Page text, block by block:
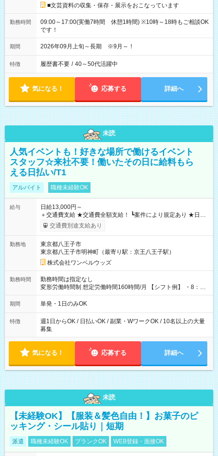
■文芸資料の収集・保存・展示をおこなっています
勤務時間
09:00～17:00(実働7時間 休憩1時間) ※10時～18時もご相談OK
です！
期間 2026年09月上旬～長期 ※9月～！
特徴 履歴書不要 / 40～50代活躍中
気になる！ 応募する 詳細へ
未読
人気イベントも！好きな場所で働けるイベント
スタッフ☆来社不要！働いたその日に給料もら
える日払い/T1
アルバイト 職種未経験OK
給与
日給13,000円～
＋交通費支給 ★交通費全額支給！ ┗案件により規定あり ★日払
いOK！（規定あり） ┗働いたその日に現金GET♪ お仕事後はコ
ンビニATMから 日払い分を引き落とせます！ 【試用期間】試
交通費別途支給あり
勤務地
東京都八王子市
東京都八王子市明神町（最寄り駅：京王八王子駅）
株式会社ワンベルウッズ
勤務時間
勤務時間は指定なし
変形労働時間制 想定労働時間160時間/月 【シフト例】 ・8：00
～21：00
期間 単発・1日のみOK
特徴
週1日からOK / 日払いOK / 副業・WワークOK / 10名以上の大量
募集
気になる！ 応募する 詳細へ
未読
【未経験OK】【服装＆髪色自由！】お菓子のピ
ッキング・シール貼り｜短期
派遣 職種未経験OK ブランクOK WEB登録・面接OK